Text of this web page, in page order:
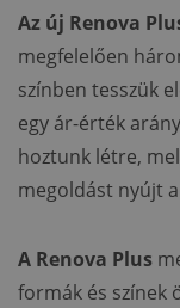
Az új Renova
megfelelően
színben tesszük
egy ár-érték
hoztunk létre,
megoldást nyújt
A Renova Plus
formák és színek